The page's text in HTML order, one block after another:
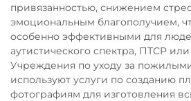
привязанностью, снижением
эмоциональным благополучием,
особенно эффективными для
аутистического спектра, ПТСР
Учреждения по уходу за
используют услуги по созданию
фотографиям для изготовления